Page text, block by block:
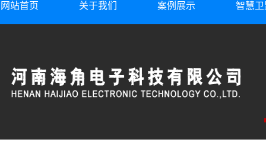
网站首页 关于我们 案例展示 智慧卫